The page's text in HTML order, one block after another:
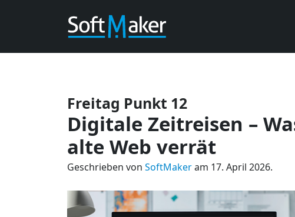
Freitag Punkt 12
Digitale Zeitreisen –
alte Web verrät
Geschrieben von SoftMakeram 17. April 2026.